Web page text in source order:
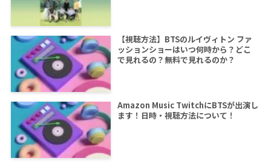
【視聴方法】BTSのルイヴィトン ファ
ッションショーはいつ何時から？どこ
で見れるの？無料で見れるのか？
Amazon Music TwitchにBTSが出演し
ます！日時・視聴方法について！